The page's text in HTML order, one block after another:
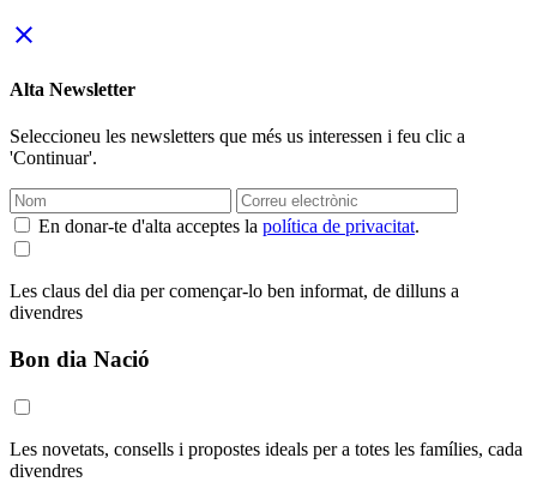
close
Alta Newsletter
Seleccioneu les newsletters que més us interessen i feu clic a
'Continuar'.
En donar-te d'alta acceptes la política de privacitat.
Les claus del dia per començar-lo ben informat, de dilluns a
divendres
Bon dia Nació
Les novetats, consells i propostes ideals per a totes les famílies, cada
divendres